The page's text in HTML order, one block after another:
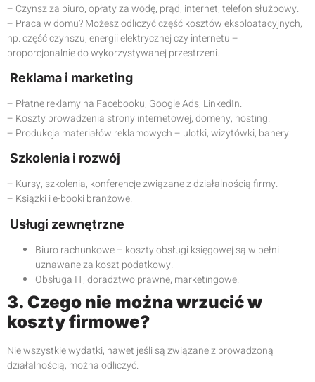
– Czynsz za biuro, opłaty za wodę, prąd, internet, telefon służbowy.
– Praca w domu? Możesz odliczyć część kosztów eksploatacyjnych,
np. część czynszu, energii elektrycznej czy internetu –
proporcjonalnie do wykorzystywanej przestrzeni.
Reklama i marketing
– Płatne reklamy na Facebooku, Google Ads, LinkedIn.
– Koszty prowadzenia strony internetowej, domeny, hosting.
– Produkcja materiałów reklamowych – ulotki, wizytówki, banery.
Szkolenia i rozwój
– Kursy, szkolenia, konferencje związane z działalnością firmy.
– Książki i e-booki branżowe.
Usługi zewnętrzne
Biuro rachunkowe – koszty obsługi księgowej są w pełni
uznawane za koszt podatkowy.
Obsługa IT, doradztwo prawne, marketingowe.
3. Czego nie można wrzucić w
koszty firmowe?
Nie wszystkie wydatki, nawet jeśli są związane z prowadzoną
działalnością, można odliczyć.